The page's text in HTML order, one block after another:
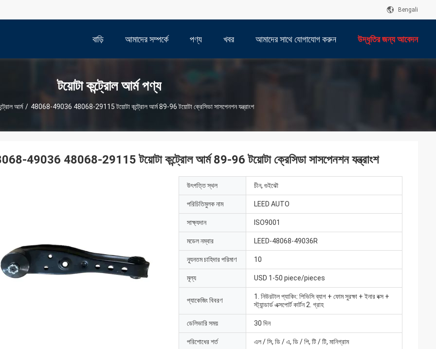
Bengali
বাড়ি আমাদের সম্পর্কে পণ্য খবর আমাদের সাথে যোগাযোগ করুন উদ্ধৃতির জন্য আবেদন
টয়োটা কন্ট্রোল আর্ম পণ্য
আর্ম / 48068-49036 48068-29115 টয়োটা কন্ট্রোল আর্ম 89-96 টয়োটা ক্রেসিডা সাসপেনশন যন্ত্রাংশ
49036 48068-29115 টয়োটা কন্ট্রোল আর্ম 89-96 টয়োটা ক্রেসিডা সাসপেনশন যন্ত্রাংশ
উৎপত্তি স্থল চীন, গুইঝৌ
পরিচিতিমুলক নাম LEED AUTO
সাক্ষ্যদান ISO9001
মডেল নম্বার LEED-48068-49036R
ন্যূনতম চাহিদার পরিমাণ 10
মূল্য USD 1-50 piece/pieces
প্যাকেজিং বিবরণ
1. নিউরটাল প্যাকিং: পিভিসি ব্যাগ + ফোম সুরক্ষা + ইনার বক্স +
স্ট্যান্ডার্ড এক্সপোর্ট কার্টন 2. গ্রাহ
ডেলিভারি সময় 30 দিন
পরিশোধের শর্ত এল / সি, ডি / এ, ডি / পি, টি / টি, মানিগ্রাম